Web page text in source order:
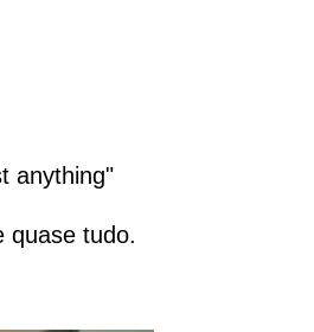
anything"
quase tudo.